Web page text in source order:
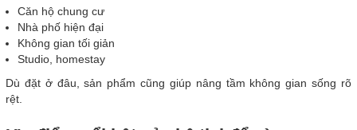
Căn hộ chung cư
Nhà phố hiện đại
Không gian tối giản
Studio, homestay
Dù đặt ở đâu, sản phẩm cũng giúp nâng tầm không gian sống rõ
rệt.